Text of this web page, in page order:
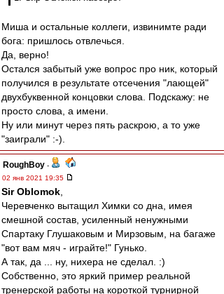
Миша и остальные коллеги, извинимте ради
бога: пришлось отвлечься.
Да, верно!
Остался забытый уже вопрос про ник, который
получился в результате отсечения "лающей"
двухбуквенной концовки слова. Подскажу: не
просто слова, а имени.
Ну или минут через пять раскрою, а то уже
"заиграли" :-).
RoughBoy -
02 янв 2021 19:35
Sir Oblomok
Черевченко вытащил Химки со дна, имея
смешной состав, усиленный ненужными
Спартаку Глушаковым и Мирзовым, на багаже
"вот вам мяч - играйте!" Гунько.
А так, да ... ну, нихера не сделал. :)
Собственно, это яркий пример реальной
тренерской работы на короткой турнирной